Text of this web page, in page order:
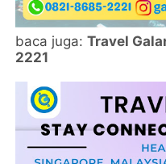
baca juga:Travel
2221